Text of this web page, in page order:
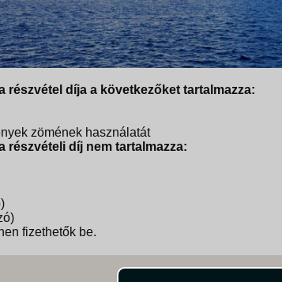
díja a következőket tartalmazza:
zömének használatát
részvételi díj nem tartalmazza:
fizethetők be.